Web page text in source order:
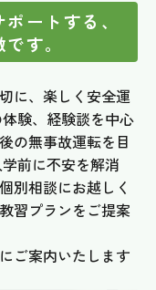
ートする、
す。
に、楽しく安全運
験、経験談を中心
の無事故運転を目
前に不安を解消
別相談にお越しく
習プランをご提案
ご案内いたします